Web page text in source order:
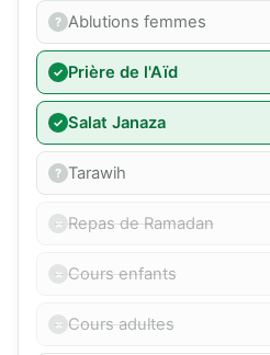
Ablutions femmes
Prière de l'Aïd
Salat Janaza
Tarawih
Repas de Ramadan
Cours enfants
Cours adultes